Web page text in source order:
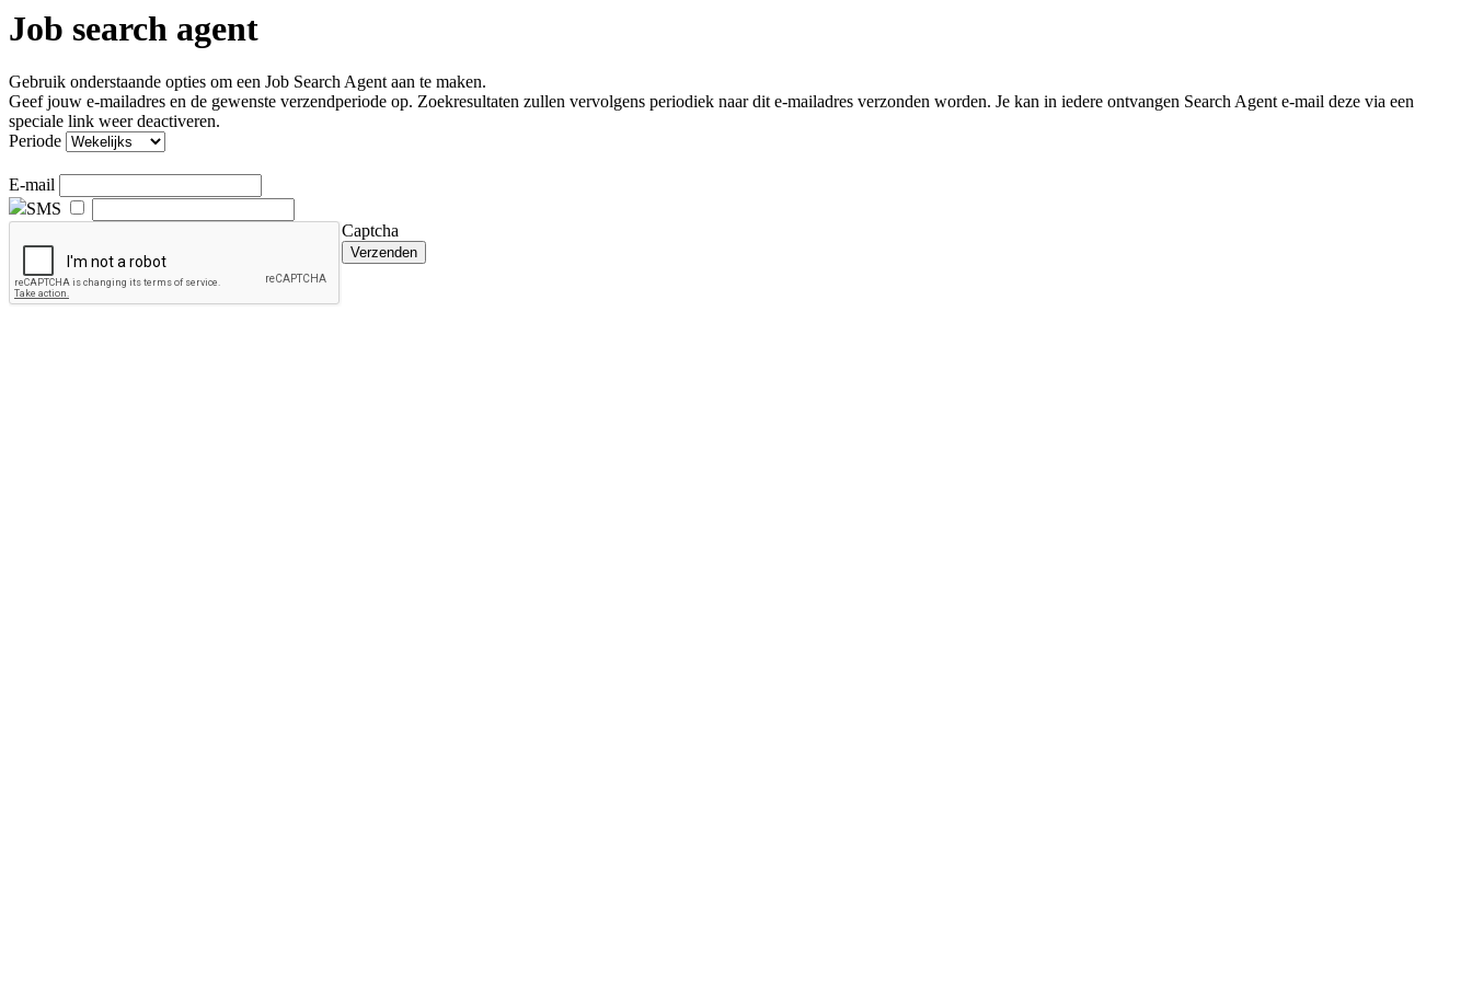
Job search agent
Gebruik onderstaande opties om een Job Search Agent aan te maken.
Geef jouw e-mailadres en de gewenste verzendperiode op. Zoekresultaten zullen vervolgens periodiek naar dit e-mailadres verzonden worden. Je kan in iedere ontvangen Search Agent e-mail deze via een
speciale link weer deactiveren.
Periode
E-mail
SMS
Captcha